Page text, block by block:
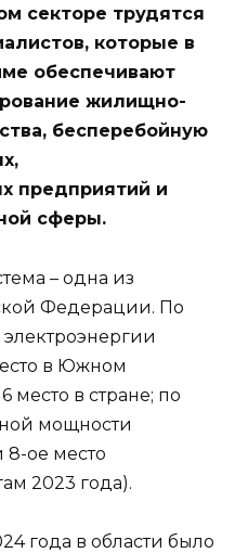
секторе трудятся
которые в
обеспечивают
жилищно-
бесперебойную
предприятий и
сферы.
– одна из
Федерации. По
в Южном
место в стране; по
мощности
8-ое место
2023 года).
года в области было